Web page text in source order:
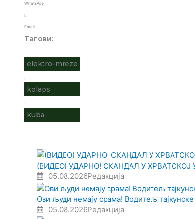
WhatsApp
Email
Тагови:
elektro-mreze
,
kolaps
,
kuba
(ВИДЕО) УДАРНО! СКАНДАЛ У ХРВАТСКОЈ
05.08.2026Редакција
Ови људи немају срама! Водитељ
05.08.2026Редакција